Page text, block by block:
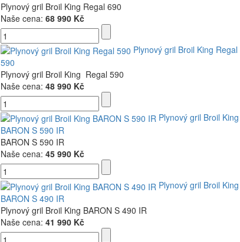
Plynový gril Broil King Regal 690
Naše cena: 68 990 Kč
Plynový gril Broil King Regal
590
Plynový gril Broil King Regal 590
Naše cena: 48 990 Kč
Plynový gril Broil King
BARON S 590 IR
BARON S 590 IR
Naše cena: 45 990 Kč
Plynový gril Broil King
BARON S 490 IR
Plynový gril Broil King BARON S 490 IR
Naše cena: 41 990 Kč